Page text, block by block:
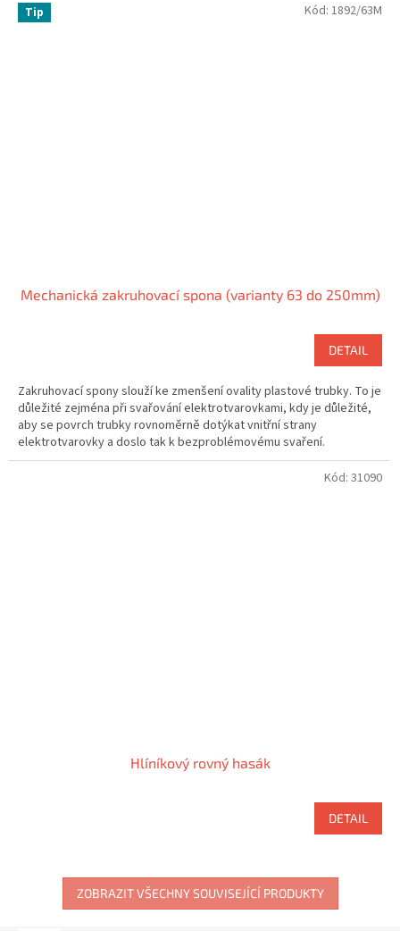
Tip
Mechanická zakruhovací spona (varianty 63 do 250mm)
DETAIL
Zakruhovací spony slouží ke zmenšení ovality plastové trubky. To je
důležité zejména při svařování elektrotvarovkami, kdy je důležité,
aby se povrch trubky rovnoměrně dotýkat vnitřní strany
elektrotvarovky a doslo tak k bezproblémovému svaření.
Kód: 1892/63M
Hlíníkový rovný hasák
DETAIL
Kód: 31090
ZOBRAZIT VŠECHNY SOUVISEJÍCÍ PRODUKTY